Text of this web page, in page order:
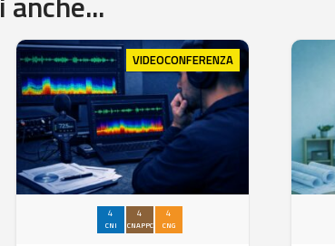
VIDEOCONFERENZA
4
CNI
4
CNAPPC
4
CNG